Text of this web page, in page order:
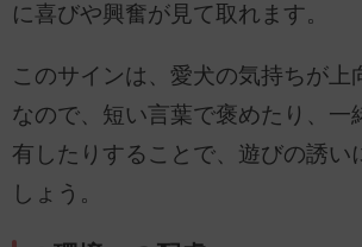
に喜びや興奮が見て取れます。
このサインは、愛犬の気持ちが上
なので、短い言葉で褒めたり、一
有したりすることで、遊びの誘い
しょう。